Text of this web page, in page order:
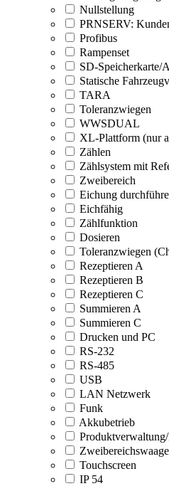
Nullstellung
PRNSERV:
Profibus
Rampenset
SD-Speicherkarte/
Statische
TARA
Toleranzwiegen
WWSDUAL
XL-Plattform (nur
Zählen
Zählsystem mit
Zweibereich
Eichung
Eichfähig
Zählfunktion
Dosieren
Toleranzwiegen
Rezeptieren A
Rezeptieren B
Rezeptieren C
Summieren A
Summieren C
Drucken und PC
RS-232
RS-485
USB
LAN Netzwerk
Funk
Akkubetrieb
Zweibereichswaage
Touchscreen
IP 54